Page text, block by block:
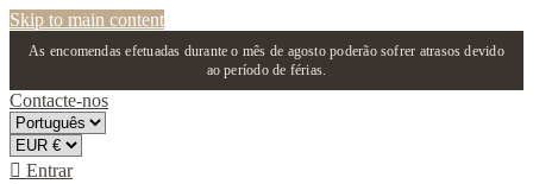
Skip to main content
As encomendas efetuadas durante o mês de agosto poderão sofrer atrasos devido
ao período de férias.
Contacte-nos
 Entrar